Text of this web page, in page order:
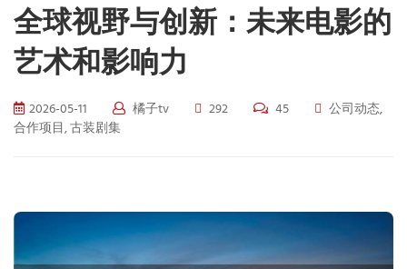
全球视野与创新：未来电影的
艺术和影响力
2026-05-11 橘子tv 292 45
公司动态,
合作项目, 古装剧集